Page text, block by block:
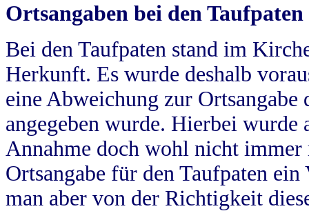
Ortsangaben bei den Taufpaten
Bei den Taufpaten stand im
Herkunft. Es wurde deshalb
eine Abweichung zur
angegeben wurde. Hierbei wurde
Annahme doch wohl nicht
Ortsangabe für den Taufpaten
man aber von der Richtigkeit